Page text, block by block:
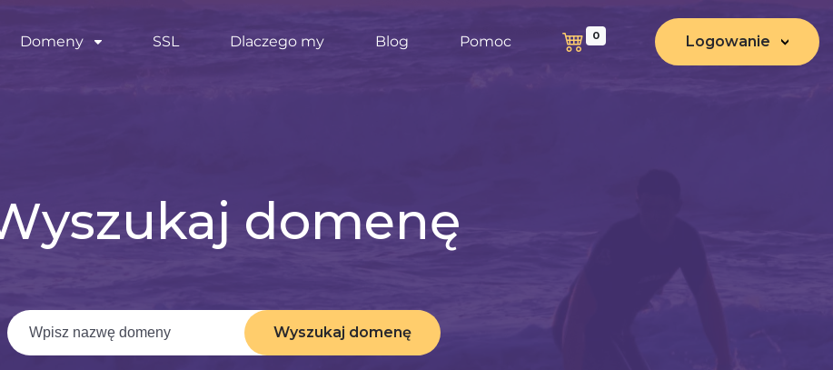
Domeny SSL Dlaczego my Blog Pomoc 0 Logowanie
domenę
Wyszukaj domenę